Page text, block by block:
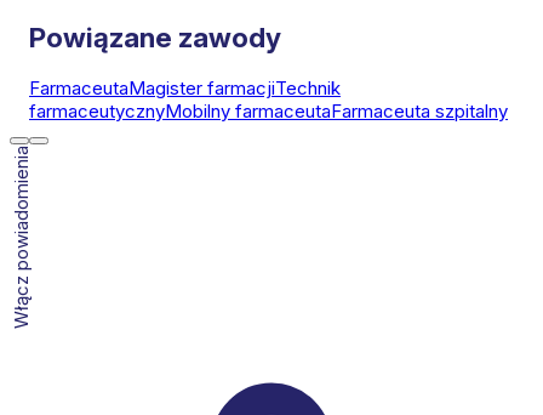
Powiązane zawody
FarmaceutaMagister farmacjiTechnik
farmaceutycznyMobilny farmaceutaFarmaceuta szpitalny
Włącz powiadomienia